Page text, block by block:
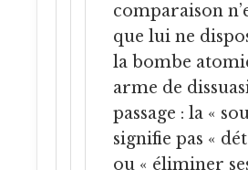
comparaison
que lui ne
la bombe
arme de
passage : la «
signifie pas «
ou « éliminer